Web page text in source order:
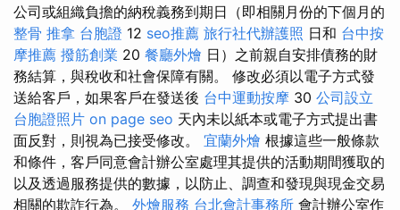
公司或組織負擔的納稅義務到期日（即相關月份的下個月的
整骨 推拿 台胞證 12 seo推薦 旅行社代辦護照 日和 台中按
摩推薦 撥筋創業 20 餐廳外燴 日）之前親自安排債務的財
務結算，與稅收和社會保障有關。 修改必須以電子方式發
送給客戶，如果客戶在發送後 台中運動按摩 30 公司設立
台胞證照片 on page seo 天內未以紙本或電子方式提出書
面反對，則視為已接受修改。 宜蘭外燴 根據這些一般條款
和條件，客戶同意會計辦公室處理其提供的活動期間獲取的
以及透過服務提供的數據，以防止、調查和發現與現金交易
相關的欺詐行為。 外燴服務 台北會計事務所 會計辦公室作